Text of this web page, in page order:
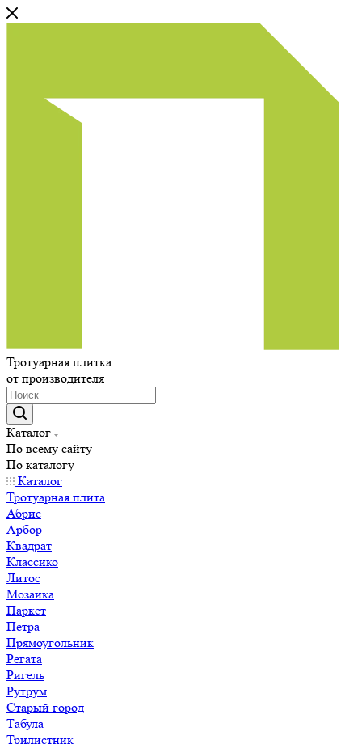
Тротуарная плитка
от производителя
Каталог
По всему сайту
По каталогу
Каталог
Тротуарная плита
Абрис
Арбор
Квадрат
Классико
Литос
Мозаика
Паркет
Петра
Прямоугольник
Регата
Ригель
Рутрум
Старый город
Табула
Трилистник